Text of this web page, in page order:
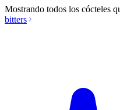
Mostrando todos los cócteles
bitters